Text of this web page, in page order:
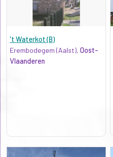
't Waterkot (B)
Erembodegem (Aalst), Oost-
Vlaanderen